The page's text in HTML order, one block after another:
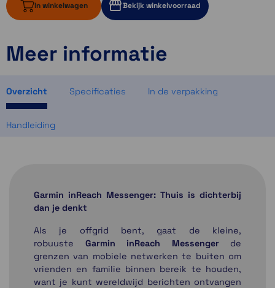
In winkelwagen Bekijk winkelvoorraad
3 op voorraad
1 op voorraad
Meer informatie
Overzicht Specificaties In de verpakking
Handleiding
Garmin inReach Messenger: Thuis is dichterbij
dan je denkt
Als je offgrid bent, gaat de kleine,
robuuste Garmin inReach Messengerde
grenzen van mobiele netwerken te buiten om
vrienden en familie binnen bereik te houden,
want je kunt wereldwijd berichten ontvangen